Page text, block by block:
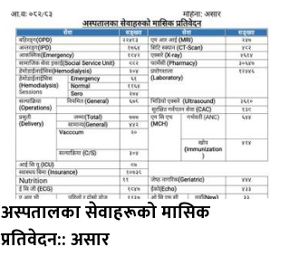
अस्पतालका सेवाहरूको मासिक
प्रतिवेदन:: असार